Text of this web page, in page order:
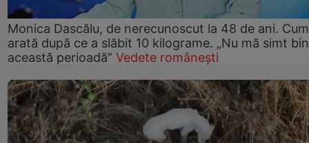
Monica Dascălu, de nerecunoscut la 48 de ani. Cum
arată după ce a slăbit 10 kilograme. „Nu mă simt
această perioadă” Vedete românești